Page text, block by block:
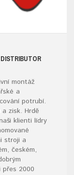
montáž
a
potrubí.
zisk. Hrdě
klienti lídry
stroji a
českém,
přes 2000